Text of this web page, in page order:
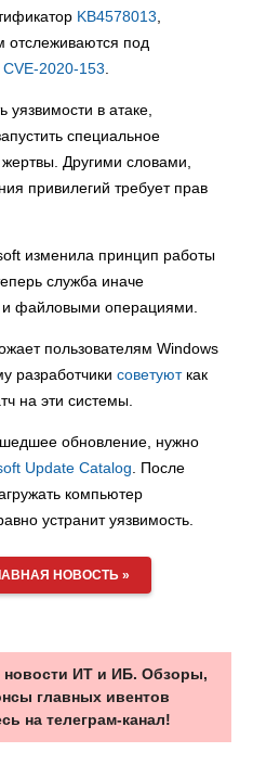
KB4578013,
отслеживаются под
CVE-2020-153.
уязвимости в атаке,
специальное
Другими словами,
привилегий требует прав
изменила принцип работы
служба иначе
и файловыми операциями.
пользователям Windows
разработчики советуюткак
на эти системы.
обновление, нужно
Update Catalog. После
компьютер
устранит уязвимость.
НОВОСТЬ »
ИТ и ИБ. Обзоры,
главных ивентов
на телеграм-канал!